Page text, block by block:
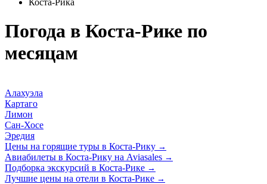
Коста-Рика
Погода в Коста-Рике по
месяцам
Алахуэла
Картаго
Лимон
Сан-Хосе
Эредия
Цены на горящие туры в Коста-Рику →
Авиабилеты в Коста-Рику на Aviasales →
Подборка экскурсий в Коста-Рике →
Лучшие цены на отели в Коста-Рике →